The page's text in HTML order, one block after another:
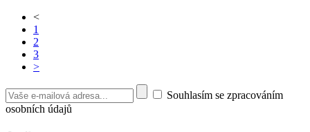
<
1
2
3
>
Souhlasím se zpracováním
osobních údajů